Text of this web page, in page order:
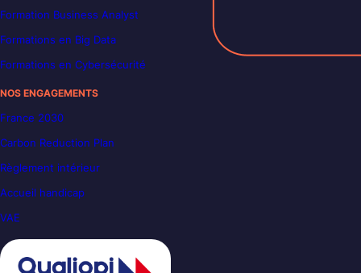
Formation Business Analyst
Formations en Big Data
Formations en Cybersécurité
NOS ENGAGEMENTS
France 2030
Carbon Reduction Plan
Règlement intérieur
Accueil handicap
VAE